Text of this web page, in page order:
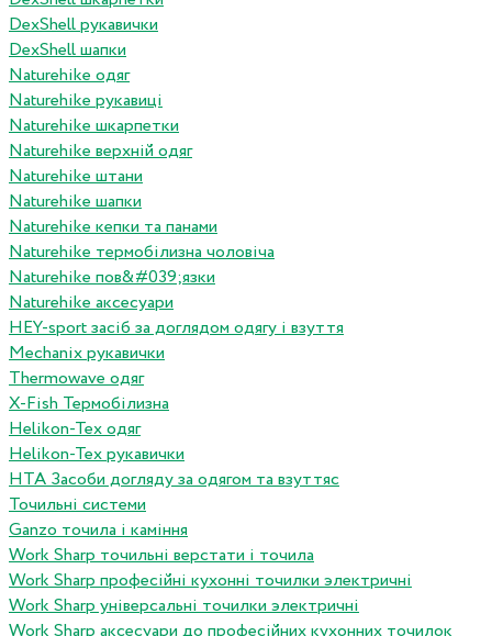
DexShell рукавички
DexShell шапки
Naturehike одяг
Naturehike рукавиці
Naturehike шкарпетки
Naturehike верхній одяг
Naturehike штани
Naturehike шапки
Naturehike кепки та панами
Naturehike термобілизна чоловіча
Naturehike пов&#039;язки
Naturehike аксесуари
HEY-sport засіб за доглядом одягу і взуття
Mechanix рукавички
Thermowave одяг
X-Fish Термобілизна
Helikon-Tex одяг
Helikon-Tex рукавички
HTA Засоби догляду за одягом та взуттяс
Точильні системи
Ganzo точила і каміння
Work Sharp точильні верстати і точила
Work Sharp професiйнi кухоннi точилки электричнi
Work Sharp унiверсальнi точилки электричнi